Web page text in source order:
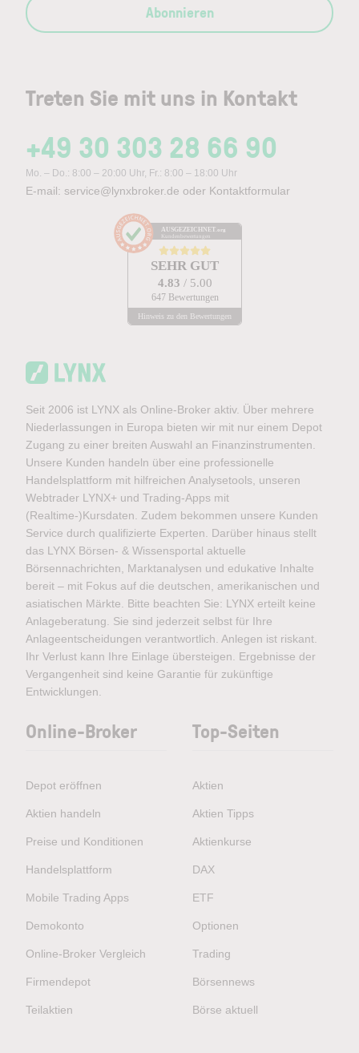
Treten Sie mit uns in Kontakt
+49 30 303 28 66 90
Mo. – Do.: 8:00 – 20:00 Uhr, Fr.: 8:00 – 18:00 Uhr
E-mail: service@lynxbroker.de oder Kontaktformular
AUSGEZEICHNET .org
Kundenbewertungen
SEHR GUT
4.83 / 5.00
647 Bewertungen
Hinweis zu den Bewertungen
Abonnieren
Seit 2006 ist LYNX als Online-Broker aktiv. Über mehrere
Niederlassungen in Europa bieten wir mit nur einem Depot
Zugang zu einer breiten Auswahl an Finanzinstrumenten.
Unsere Kunden handeln über eine professionelle
Handelsplattform mit hilfreichen Analysetools, unseren
Webtrader LYNX+ und Trading-Apps mit
(Realtime-)Kursdaten. Zudem bekommen unsere Kunden
Service durch qualifizierte Experten. Darüber hinaus stellt
das LYNX Börsen- & Wissensportal aktuelle
Börsennachrichten, Marktanalysen und edukative Inhalte
bereit – mit Fokus auf die deutschen, amerikanischen und
asiatischen Märkte. Bitte beachten Sie: LYNX erteilt keine
Anlageberatung. Sie sind jederzeit selbst für Ihre
Anlageentscheidungen verantwortlich. Anlegen ist riskant.
Ihr Verlust kann Ihre Einlage übersteigen. Ergebnisse der
Vergangenheit sind keine Garantie für zukünftige
Entwicklungen.
Online-Broker
Depot eröffnen
Aktien handeln
Preise und Konditionen
Handelsplattform
Mobile Trading Apps
Demokonto
Online-Broker Vergleich
Firmendepot
Teilaktien
Top-Seiten
Aktien
Aktien Tipps
Aktienkurse
DAX
ETF
Optionen
Trading
Börsennews
Börse aktuell